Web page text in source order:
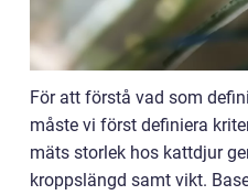
För att förstå vad som
måste vi först definiera
mäts storlek hos kattdjur
kroppslängd samt vikt.